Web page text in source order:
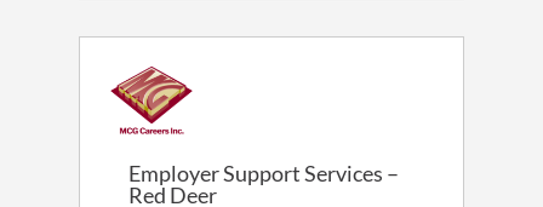
Employer Support Services –
Red Deer